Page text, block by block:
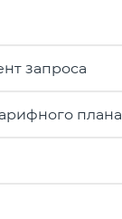
запроса
плана